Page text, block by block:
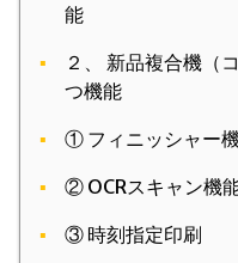
能
２、 新品複合機（
つ機能
① フィニッシャー
② OCRスキャン機
③ 時刻指定印刷